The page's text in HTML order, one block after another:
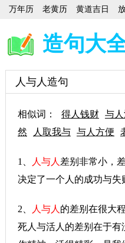
万年历 老黄历 黄道吉日
造句大
人与人造句
相似词： 得人钱财 与
然
人取我与 与人方便
1、 人与人 差别非常小，
决定了一个人的成功与失
2、 人与人 的差别在很大
死人与活人的差别在于有